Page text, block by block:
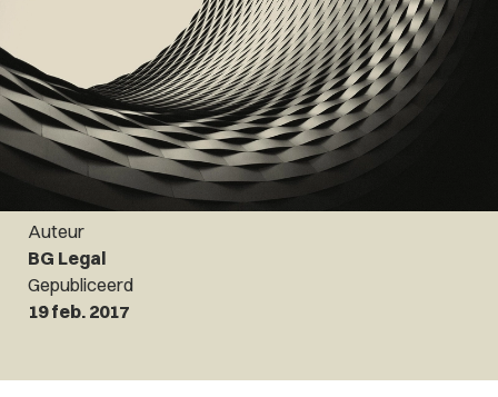
Auteur
BG Legal
Gepubliceerd
19 feb. 2017